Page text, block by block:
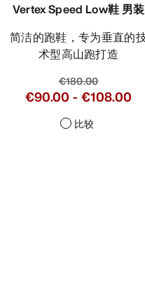
Vertex Speed Low鞋 男装
简洁的跑鞋，专为垂直的技
术型高山跑打造
€180.00
€90.00 - €108.00
比较